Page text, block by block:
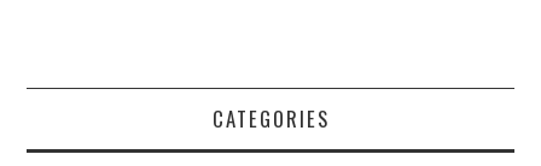
CATEGORIES